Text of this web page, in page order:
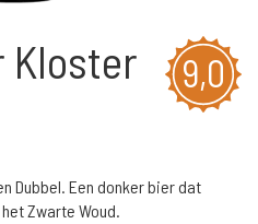
9,0
Kloster
Dubbel. Een donker bier dat
Zwarte Woud.